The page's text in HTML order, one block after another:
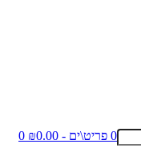
0 פריט\ים - ₪0.00 0